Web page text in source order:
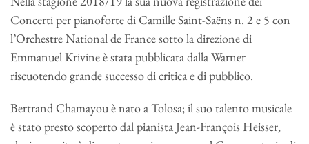
Concerti per pianoforte di Camille Saint-Saëns n. 2 e 5 con
l’Orchestre National de France sotto la direzione di
Emmanuel Krivine è stata pubblicata dalla Warner
riscuotendo grande successo di critica e di pubblico.
Bertrand Chamayou è nato a Tolosa; il suo talento musicale
è stato presto scoperto dal pianista Jean-François Heisser,